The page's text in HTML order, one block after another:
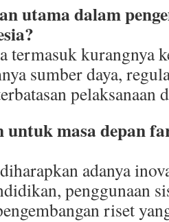
utama dalam
termasuk kurangnya
sumber daya,
pelaksanaan
untuk masa depan
adanya
penggunaan
riset